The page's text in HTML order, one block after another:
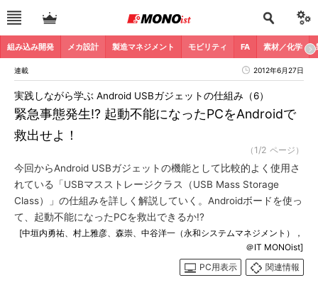
組み込み開発 メカ設計 製造マネジメント モビリティ FA 素材／化学
連載 2012年6月27日
緊急事態発生!? 起動不能になったPCをAndroidで
救出せよ！
実践しながら学ぶ Android USBガジェットの仕組み（6）
（1/2 ページ）
今回からAndroid USBガジェットの機能として比較的よく使用さ
れている「USBマスストレージクラス（USB Mass Storage
Class）」の仕組みを詳しく解説していく。Androidボードを使っ
て、起動不能になったPCを救出できるか!?
[中垣内勇祐、村上雅彦、森崇、中谷洋一（永和システムマネジメント），
＠IT MONOist]
PC用表示
関連情報